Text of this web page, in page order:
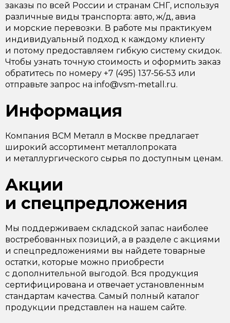
заказы по всей России и странам СНГ, используя
различные виды транспорта: авто, ж/д, авиа
и морские перевозки. В работе мы практикуем
индивидуальный подход к каждому клиенту
и потому предоставляем гибкую систему скидок.
Чтобы узнать точную стоимость и оформить заказ
обратитесь по номеру +7 (495) 137-56-53 или
отправьте запрос на info@vsm-metall.ru.
Информация
Компания ВСМ Металл в Москве предлагает
широкий ассортимент металлопроката
и металлургического сырья по доступным ценам.
Акции
и спецпредложения
Мы поддерживаем складской запас наиболее
востребованных позиций, а в разделе с акциями
и спецпредложениями вы найдете товарные
остатки, которые можно приобрести
с дополнительной выгодой. Вся продукция
сертифицирована и отвечает установленным
стандартам качества. Самый полный каталог
продукции представлен на нашем сайте.